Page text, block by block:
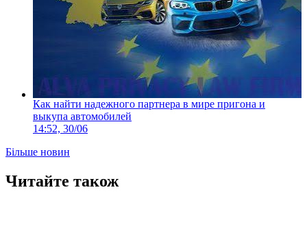
Как найти надежного партнера в мире пригона и
выкупа автомобилей
14:52, 30/06
Більше новин
Читайте також